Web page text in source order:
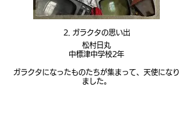
2. ガラクタの思い出
松村日丸
中標津中学校2年
ガラクタになったものたちが集まって、天使になり
ました。